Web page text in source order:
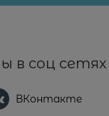
в соц сетях
ВКонтакте